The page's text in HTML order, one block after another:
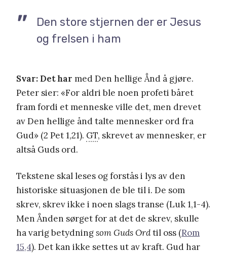
Den store stjernen der er Jesus
og frelsen i ham
Svar: Det har med Den hellige Ånd å gjøre.
Peter sier: «For aldri ble noen profeti båret
fram fordi et menneske ville det, men drevet
av Den hellige ånd talte mennesker ord fra
Gud» (2 Pet 1,21). GT, skrevet av mennesker, er
altså Guds ord.
Tekstene skal leses og forstås i lys av den
historiske situasjonen de ble til i. De som
skrev, skrev ikke i noen slags transe (Luk 1,1-4).
Men Ånden sørget for at det de skrev, skulle
ha varig betydningsom Guds Ordtil oss (Rom
15,4). Det kan ikke settes ut av kraft. Gud har